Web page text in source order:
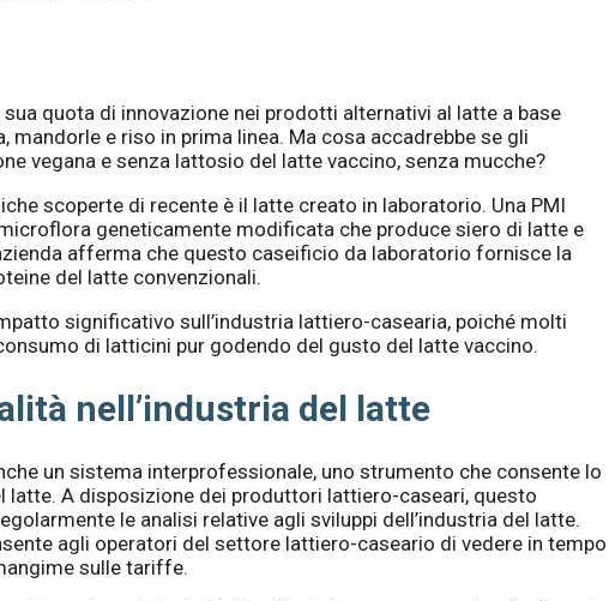
quota di innovazione nei prodotti alternativi al latte a base
mandorle e riso in prima linea. Ma cosa accadrebbe se gli
vegana e senza lattosio del latte vaccino, senza mucche?
scoperte di recente è il latte creato in laboratorio. Una PMI
geneticamente modificata che produce siero di latte e
afferma che questo caseificio da laboratorio fornisce la
​​del latte convenzionali.
significativo sull’industria lattiero-casearia, poiché molti
di latticini pur godendo del gusto del latte vaccino.
nell’industria del latte
un sistema interprofessionale, uno strumento che consente lo
latte. A disposizione dei produttori lattiero-caseari, questo
le analisi relative agli sviluppi dell’industria del latte.
agli operatori del settore lattiero-caseario di vedere in tempo
sulle tariffe.